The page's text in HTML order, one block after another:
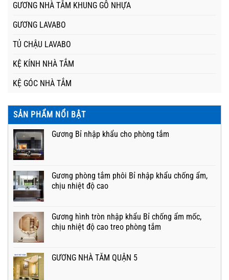
GƯƠNG NHÀ TẮM KHUNG GỖ NHỰA
GƯƠNG LAVABO
TỦ CHẬU LAVABO
KỆ KÍNH NHÀ TẮM
KỆ GÓC NHÀ TẮM
SẢN PHẨM NỔI BẬT
Gương Bỉ nhập khẩu cho phòng tắm
Gương phòng tắm phôi Bỉ nhập khẩu chống ẩm,
chịu nhiệt độ cao
Gương hình tròn nhập khẩu Bỉ chống ẩm mốc,
chịu nhiệt độ cao treo phòng tắm
GƯƠNG NHÀ TẮM QUẬN 5